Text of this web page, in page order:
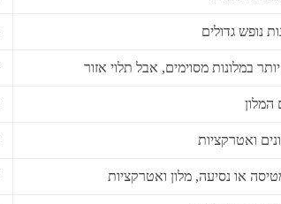
נופש גדולים
במלונות מסוימים, אבל תלוי אזור
המלון
ואטרקציות
או נסיעה, מלון ואטרקציות